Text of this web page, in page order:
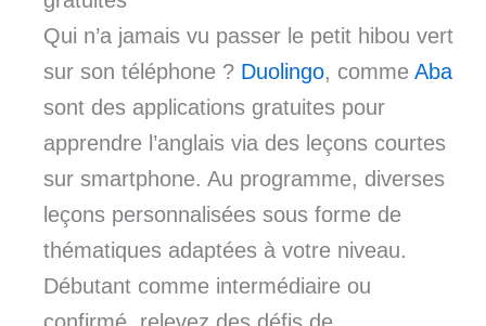
Qui n’a jamais vu passer le petit hibou vert
sur son téléphone ? Duolingo, comme Aba
sont des applications gratuites pour
apprendre l’anglais via des leçons courtes
sur smartphone. Au programme, diverses
leçons personnalisées sous forme de
thématiques adaptées à votre niveau.
Débutant comme intermédiaire ou